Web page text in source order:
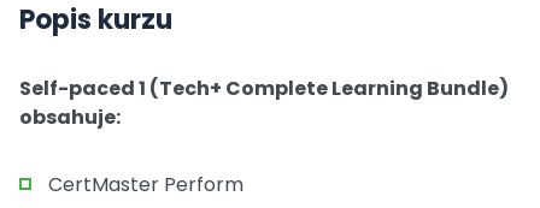
Popis kurzu
Self-paced 1 (Tech+ Complete Learning Bundle)
obsahuje:
CertMaster Perform